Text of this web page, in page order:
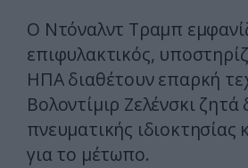
Ο Ντόναλντ Τραμπ
επιφυλακτικός,
ΗΠΑ διαθέτουν επαρκή
Βολοντίμιρ Ζελένσκι ζητά
πνευματικής ιδιοκτησίας
για το μέτωπο.